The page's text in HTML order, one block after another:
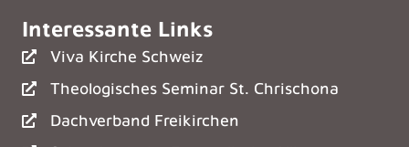
Interessante Links
Viva Kirche Schweiz
Theologisches Seminar St. Chrischona
Dachverband Freikirchen